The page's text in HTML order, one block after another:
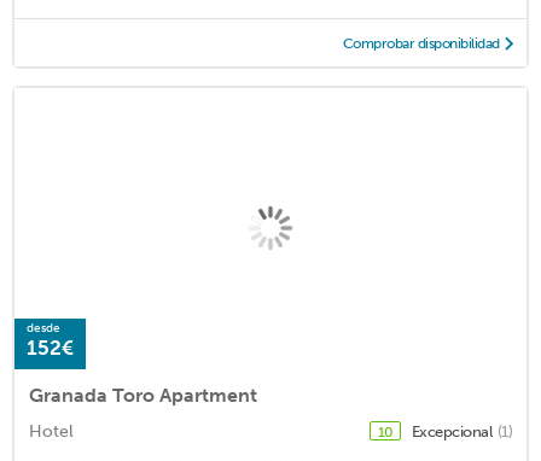
Comprobar disponibilidad
desde
152€
Granada Toro Apartment
Hotel 10 Excepcional (1)